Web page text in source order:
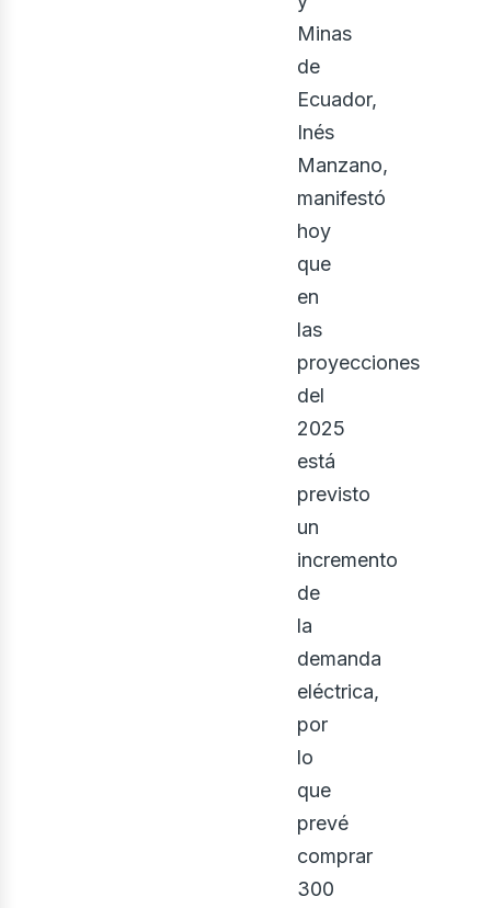
Minas
de
Ecuador,
Inés
Manzano,
manifestó
hoy
que
en
las
proyecciones
del
2025
está
previsto
un
incremento
de
la
demanda
eléctrica,
por
lo
que
prevé
comprar
300